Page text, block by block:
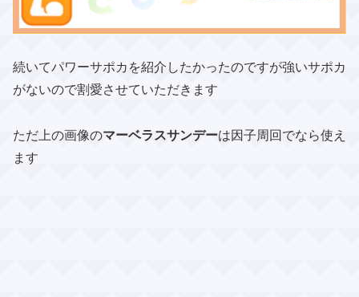
続いてパワーサポカを紹介したかったのですが強いサポカ
がないので割愛させていただきます
ただ上の画像のマーベラスサンデーは因子周回でなら使え
ます